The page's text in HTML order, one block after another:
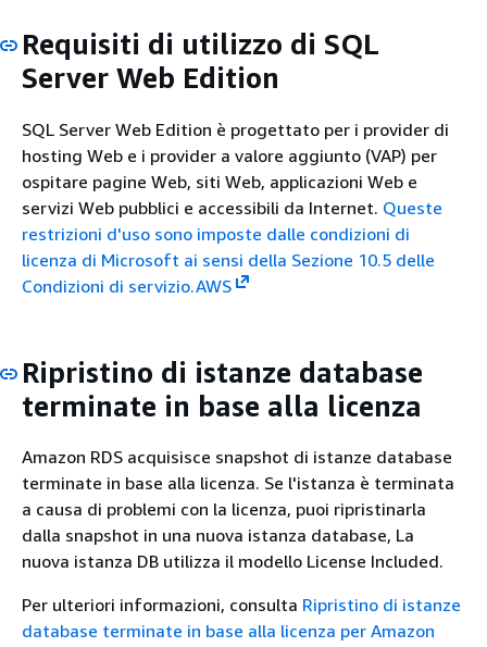
Requisiti di utilizzo di SQL
Server Web Edition
SQL Server Web Edition è progettato per i provider di
hosting Web e i provider a valore aggiunto (VAP) per
ospitare pagine Web, siti Web, applicazioni Web e
servizi Web pubblici e accessibili da Internet. Queste
restrizioni d'uso sono imposte dalle condizioni di
licenza di Microsoft ai sensi della Sezione 10.5 delle
Condizioni di servizio.AWS
Ripristino di istanze database
terminate in base alla licenza
Amazon RDS acquisisce snapshot di istanze database
terminate in base alla licenza. Se l'istanza è terminata
a causa di problemi con la licenza, puoi ripristinarla
dalla snapshot in una nuova istanza database, La
nuova istanza DB utilizza il modello License Included.
Per ulteriori informazioni, consulta Ripristino di istanze
database terminate in base alla licenza per Amazon